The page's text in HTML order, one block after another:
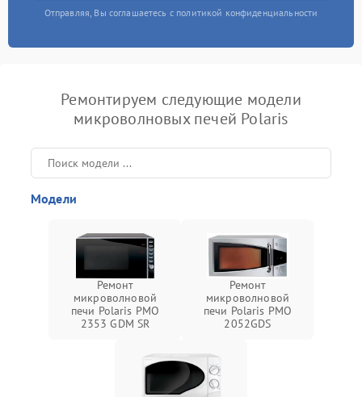
Отправляя, Вы соглашаетесь с политикой конфиденциальности
Ремонтируем следующие модели
микроволновых печей Polaris
Модели
Ремонт
микроволновой
печи Polaris PMO
2353 GDM SR
Ремонт
микроволновой
печи Polaris PMO
2052GDS